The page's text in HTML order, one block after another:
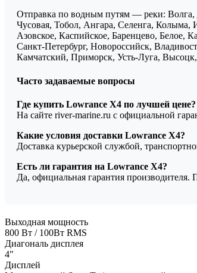
Отправка по водным путям — реки:
Чусовая, Тобол, Ангара, Селенга,
Азовское, Каспийское, Баренцево, Белое,
Санкт-Петербург, Новороссийск,
Камчатский, Приморск, Усть-Луга,
Часто задаваемые вопросы
Где купить Lowrance X4 по лучшей цене?
На сайте river-marine.ru с официальной
Какие условия доставки Lowrance X4?
Доставка курьерской службой,
Есть ли гарантия на Lowrance X4?
Да, официальная гарантия
Выходная мощность
800 Вт / 100Вт RMS
Диагональ дисплея
4"
Дисплей